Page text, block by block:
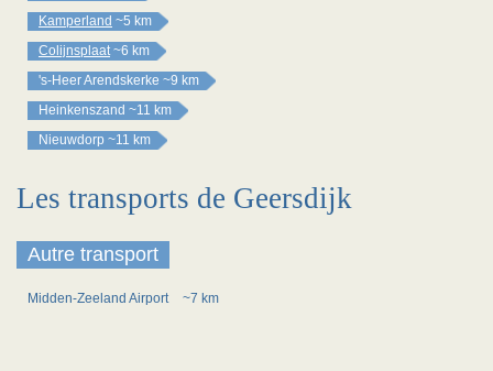
Kamperland ~5 km
Colijnsplaat ~6 km
's-Heer Arendskerke ~9 km
Heinkenszand ~11 km
Nieuwdorp ~11 km
Les transports de Geersdijk
Autre transport
Midden-Zeeland Airport ~7 km